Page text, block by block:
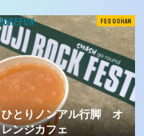
FES GOHAN
ひとりノンアル行脚 オ
レンジカフェ